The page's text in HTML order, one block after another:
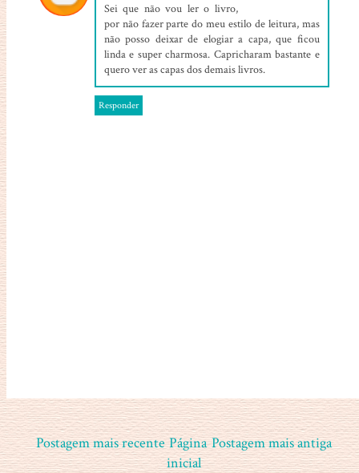
Sei que não vou ler o livro,
por não fazer parte do meu estilo de leitura, mas
não posso deixar de elogiar a capa, que ficou
linda e super charmosa. Capricharam bastante e
quero ver as capas dos demais livros.
Responder
Postagem mais recente Postagem mais antiga
Página
inicial